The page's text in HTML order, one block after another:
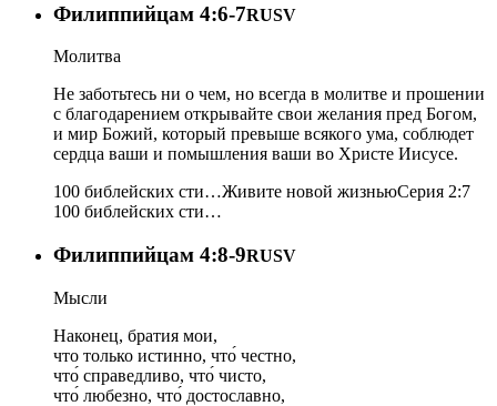
Филиппийцам 4:6-7RUSV
Молитва
Не заботьтесь ни о чем, но всегда в молитве и прошении
с благодарением открывайте свои желания пред Богом,
и мир Божий, который превыше всякого ума, соблюдет
сердца ваши и помышления ваши во Христе Иисусе.
100 библейских сти…Живите новой жизньюСерия 2:7
100 библейских сти…
Филиппийцам 4:8-9RUSV
Мысли
Наконец, братия мои,
что только истинно, что́ честно,
что́ справедливо, что́ чисто,
что́ любезно, что́ достославно,